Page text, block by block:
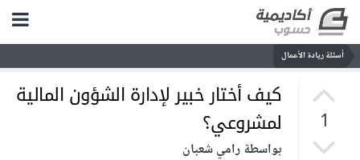
أسئلة ريادة الأعمال
1
كيف أختار خبير لإدارة الشؤون المالية
لمشروعي؟
بواسطة رامي شعبان